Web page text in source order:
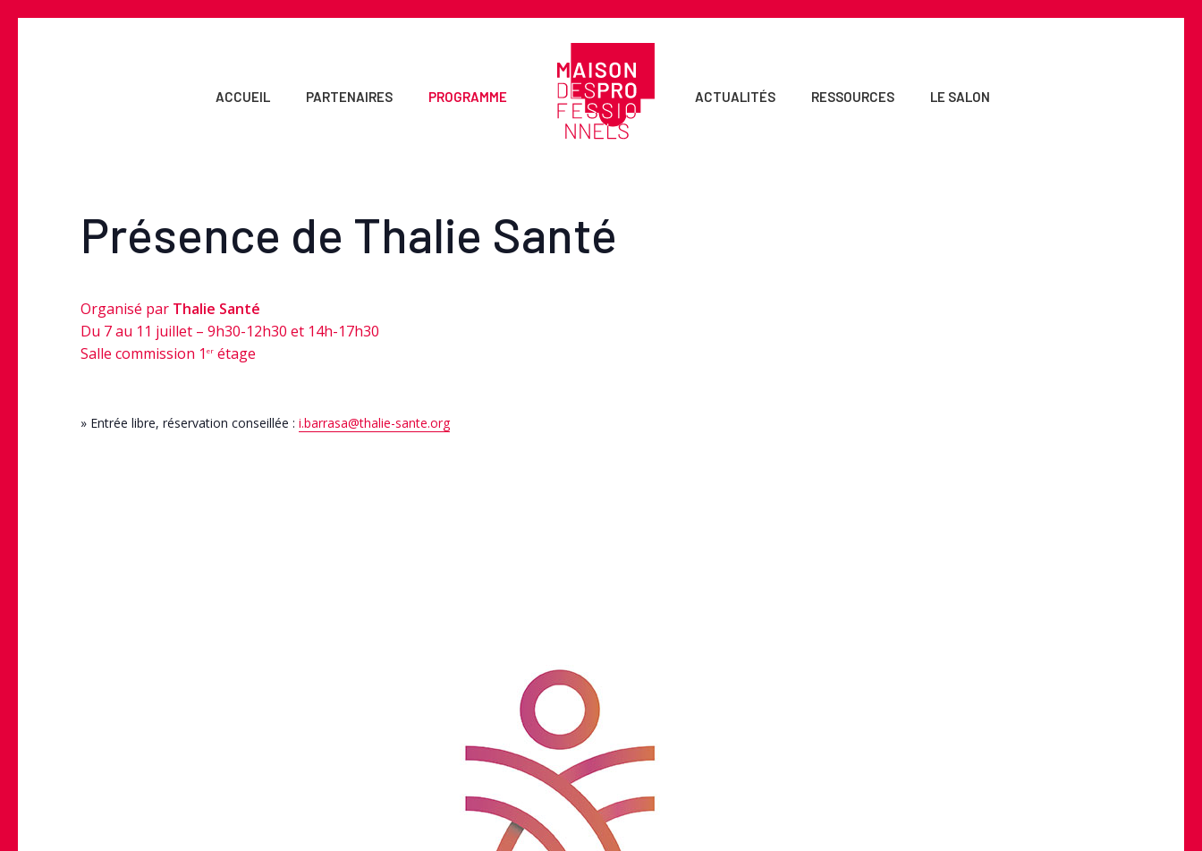
ACCUEIL PARTENAIRES PROGRAMME ACTUALITÉS RESSOURCES LE SALON
Présence de Thalie Santé
Organisé par Thalie Santé
Du 7 au 11 juillet – 9h30-12h30 et 14h-17h30
Salle commission 1 er étage
» Entrée libre, réservation conseillée : i.barrasa@thalie-sante.org